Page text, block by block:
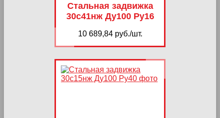
Стальная задвижка
30с41нж Ду100 Ру16
10 689,84 руб./шт.